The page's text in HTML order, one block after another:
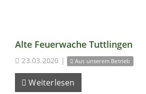
Alte Feuerwache Tuttlingen
23.03.2020 | Aus unserem Betrieb
Weiterlesen